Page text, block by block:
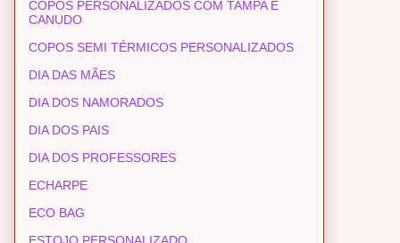
COPOS PERSONALIZADOS COM TAMPA E
CANUDO
COPOS SEMI TÉRMICOS PERSONALIZADOS
DIA DAS MÃES
DIA DOS NAMORADOS
DIA DOS PAIS
DIA DOS PROFESSORES
ECHARPE
ECO BAG
ESTOJO PERSONALIZADO